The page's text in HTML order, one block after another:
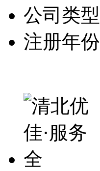
公司类型
注册年份